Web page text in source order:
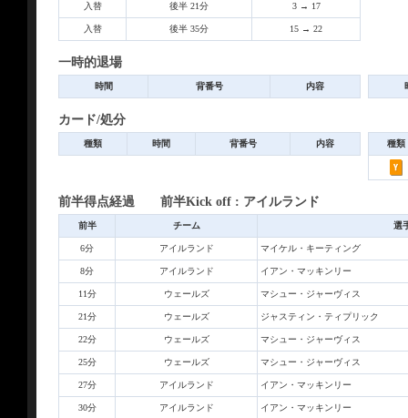
入替 後半 21分 3 → 17
入替 後半 35分 15 → 22
一時的退場
時間 背番号 内容
カード/処分
種類 時間 背番号 内容 種類
前半得点経過 前半Kick off : アイルランド
前半 チーム 選
6分 アイルランド マイケル・キーティング
8分 アイルランド イアン・マッキンリー
11分 ウェールズ マシュー・ジャーヴィス
21分 ウェールズ ジャスティン・ティプリック
22分 ウェールズ マシュー・ジャーヴィス
25分 ウェールズ マシュー・ジャーヴィス
27分 アイルランド イアン・マッキンリー
30分 アイルランド イアン・マッキンリー